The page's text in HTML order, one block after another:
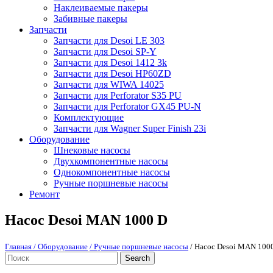
Наклеиваемые пакеры
Забивные пакеры
Запчасти
Запчасти для Desoi LE 303
Запчасти для Desoi SP-Y
Запчасти для Desoi 1412 3k
Запчасти для Desoi HP60ZD
Запчасти для WIWA 14025
Запчасти для Perforator S35 PU
Запчасти для Perforator GX45 PU-N
Комплектующие
Запчасти для Wagner Super Finish 23i
Оборудование
Шнековые насосы
Двухкомпонентные насосы
Однокомпонентные насосы
Ручные поршневые насосы
Ремонт
Насос Desoi MAN 1000 D
Главная / Оборудование / Ручные поршневые насосы / Насос Desoi MAN